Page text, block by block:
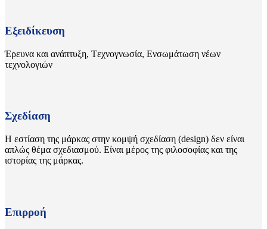
Εξειδίκευση
Έρευνα και ανάπτυξη, Tεχνογνωσία, Ενσωμάτωση νέων
τεχνολογιών
Σχεδίαση
Η εστίαση της μάρκας στην κομψή σχεδίαση (design) δεν είναι
απλώς θέμα σχεδιασμού. Είναι μέρος της φιλοσοφίας και της
ιστορίας της μάρκας.
Επιρροή